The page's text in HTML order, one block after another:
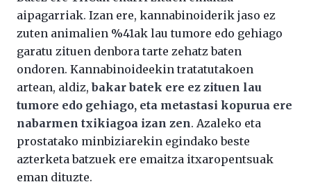
aipagarriak. Izan ere, kannabinoiderik jaso ez
zuten animalien %41ak lau tumore edo gehiago
garatu zituen denbora tarte zehatz baten
ondoren. Kannabinoideekin tratatutakoen
artean, aldiz, bakar batek ere ez zituen lau
tumore edo gehiago, eta metastasi kopurua ere
nabarmen txikiagoa izan zen. Azaleko eta
prostatako minbiziarekin egindako beste
azterketa batzuek ere emaitza itxaropentsuak
eman dituzte.